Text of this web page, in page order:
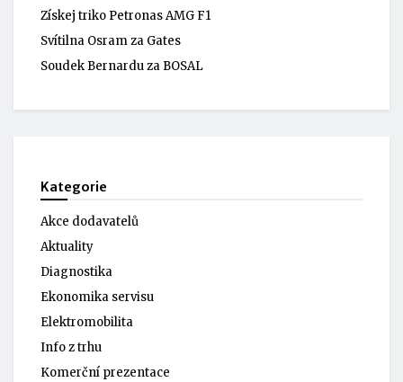
Získej triko Petronas AMG F1
Svítilna Osram za Gates
Soudek Bernardu za BOSAL
Kategorie
Akce dodavatelů
Aktuality
Diagnostika
Ekonomika servisu
Elektromobilita
Info z trhu
Komerční prezentace